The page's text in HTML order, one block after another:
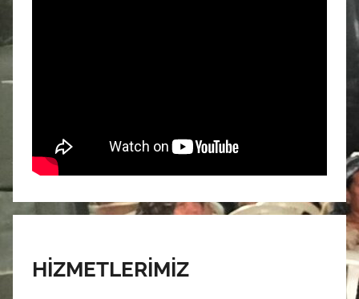
HİZMETLERİMİZ